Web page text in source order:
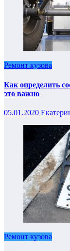
Ремонт кузова
Как определить
это важно
05.01.2020
Ремонт кузова